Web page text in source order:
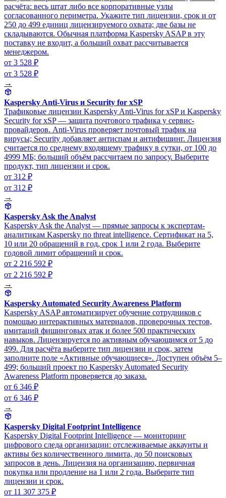
расчёта: весь штат либо все корпоративные узлы
согласованного периметра. Укажите тип лицензии, срок и от
250 до 499 единиц лицензируемого охвата; две базы не
складываются. Обычная платформа Kaspersky ASAP в эту
поставку не входит, а больший охват рассчитывается
менеджером.
от 3 528 ₽
от 3 528 ₽
→
Kaspersky Anti-Virus и Security for xSP
Трафиковые лицензии Kaspersky Anti-Virus for xSP и Kaspersky
Security for xSP — защита почтового трафика у сервис-
провайдеров. Anti-Virus проверяет почтовый трафик на
вирусы; Security добавляет антиспам и антифишинг. Лицензия
считается по среднему входящему трафику в сутки, от 100 до
4999 МБ; больший объём рассчитаем по запросу. Выберите
продукт, тип лицензии и срок.
от 312 ₽
от 312 ₽
→
Kaspersky Ask the Analyst
Kaspersky Ask the Analyst — прямые запросы к экспертам-
аналитикам Kaspersky по threat intelligence. Сертификат на 5,
10 или 20 обращений в год, срок 1 или 2 года. Выберите
годовой лимит обращений и срок.
от 2 216 592 ₽
от 2 216 592 ₽
→
Kaspersky Automated Security Awareness Platform
Kaspersky ASAP автоматизирует обучение сотрудников с
помощью интерактивных материалов, проверочных тестов,
имитаций фишинговых атак и более 500 практических
навыков. Лицензируется по активным обучающимся от 5 до
499. Для расчёта выберите тип лицензии и срок, затем
заполните поле «Активные обучающиеся». Доступен объём 5–
499; больший проект по Kaspersky Automated Security
Awareness Platform проверяется до заказа.
от 6 346 ₽
от 6 346 ₽
→
Kaspersky Digital Footprint Intelligence
Kaspersky Digital Footprint Intelligence — мониторинг
цифрового следа организации: отслеживаемые аккаунты и
активы без количественного лимита, до 50 поисковых
запросов в день. Лицензия на организацию, первичная
покупка или продление на 1 или 2 года. Выберите тип
лицензии и срок.
от 11 307 375 ₽